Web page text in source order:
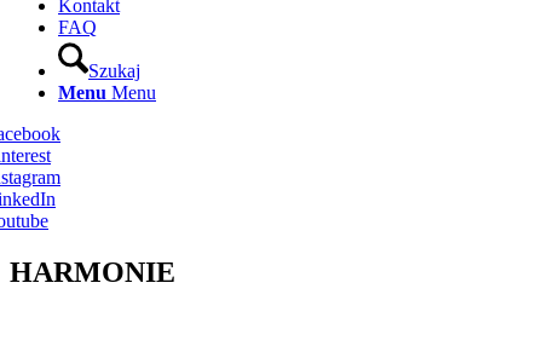
Kontakt
FAQ
Szukaj
Menu Menu
HARMONIE